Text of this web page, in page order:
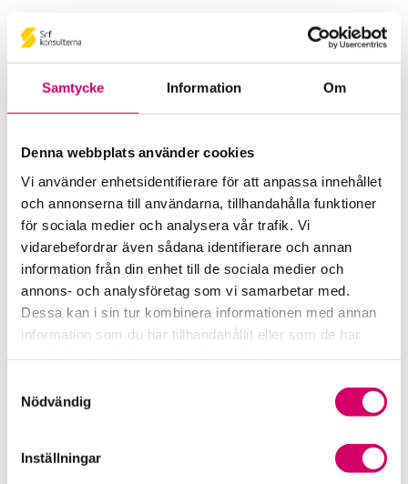
Samtycke Information Om
Denna webbplats använder cookies
Vi använder enhetsidentifierare för att anpassa innehållet
och annonserna till användarna, tillhandahålla funktioner
för sociala medier och analysera vår trafik. Vi
vidarebefordrar även sådana identifierare och annan
information från din enhet till de sociala medier och
annons- och analysföretag som vi samarbetar med.
Dessa kan i sin tur kombinera informationen med annan
information som du har tillhandahållit eller som de har
Nödvändig
Inställningar
Redovisningstjänst i Lycksele AB
Lycksele
Telefon
0950-348 42
Mobiltelefon
073-832 60 44
Skicka e-post